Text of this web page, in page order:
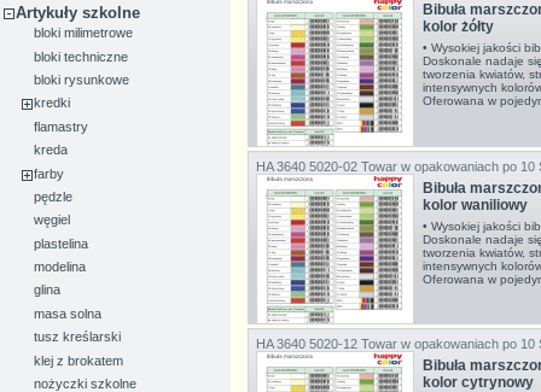
Artykuły szkolne
bloki milimetrowe
bloki techniczne
bloki rysunkowe
kredki
flamastry
kreda
farby
pędzle
węgiel
plastelina
modelina
glina
masa solna
tusz kreślarski
klej z brokatem
nożyczki szkolne
Bibuła
kolor żółty
• Wysokiej jakości
Doskonale nadaje
tworzenia kwiatów,
intensywnych
Oferowana w
HA 3640 5020-02 Towar w opakowaniach po 10
Bibuła
kolor waniliowy
• Wysokiej jakości
Doskonale nadaje
tworzenia kwiatów,
intensywnych
Oferowana w
HA 3640 5020-12 Towar w opakowaniach po 10
Bibuła
kolor cytrynowy